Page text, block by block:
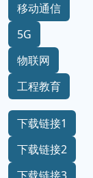
移动通信
5G
物联网
工程教育
下载链接1
下载链接2